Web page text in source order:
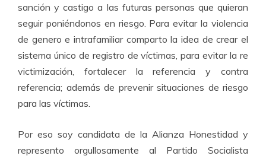
sanción y castigo a las futuras personas que quieran
seguir poniéndonos en riesgo. Para evitar la violencia
de genero e intrafamiliar comparto la idea de crear el
sistema único de registro de víctimas, para evitar la re
victimización, fortalecer la referencia y contra
referencia; además de prevenir situaciones de riesgo
para las víctimas.
Por eso soy candidata de la Alianza Honestidad y
represento orgullosamente al Partido Socialista